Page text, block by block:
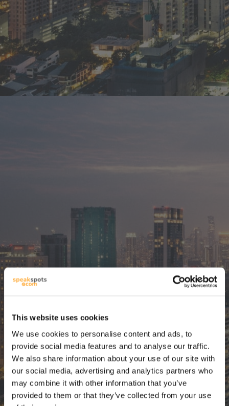
This website uses cookies
We use cookies to personalise content and ads, to
provide social media features and to analyse our traffic.
We also share information about your use of our site with
our social media, advertising and analytics partners who
may combine it with other information that you’ve
provided to them or that they’ve collected from your use
Το καλύτερο εργαλείο
ταξιδιωτικού
προγραμματισμού με